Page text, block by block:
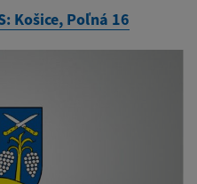
Košice, Poľná 16